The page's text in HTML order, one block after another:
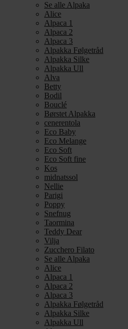
Se alle Alpaka
Alice
Alpaca 1
Alpaca 2
Alpaca 3
Alpakka Følgetråd
Alpakka Silke
Alpakka Ull
Alva
Betty
Bodil
Bouclé
Børstet Alpakka
cenerentola
Eco Baby
Eco Melange
Eco Soft
Eco Soft fine
Kos
midnatssol
Nellie
Parigi
Poppy
Snefnug
Taormina
Teddy Dear
Vilja
Zucchero Filato
Se alle Alpaka
Alice
Alpaca 1
Alpaca 2
Alpaca 3
Alpakka Følgetråd
Alpakka Silke
Alpakka Ull